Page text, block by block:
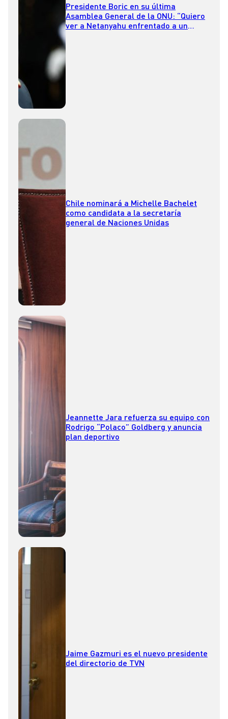
Presidente Boric en su última
Asamblea General de la ONU: “Quiero
ver a Netanyahu enfrentado a un
Chile nominará a Michelle Bachelet
como candidata a la secretaría
general de Naciones Unidas
Jeannette Jara refuerza su equipo con
Rodrigo “Polaco” Goldberg y anuncia
plan deportivo
Jaime Gazmuri es el nuevo presidente
del directorio de TVN